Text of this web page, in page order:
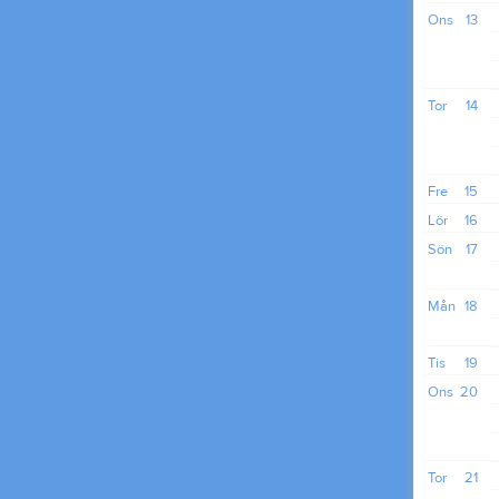
13
Ons
14
Tor
15
Fre
16
Lör
17
Sön
18
Mån
19
Tis
20
Ons
21
Tor